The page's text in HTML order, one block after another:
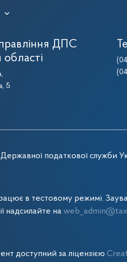
›
ДПС
області
5
Державної податкової служби
в тестовому режимі.
надсилайте на
доступний за ліцензією